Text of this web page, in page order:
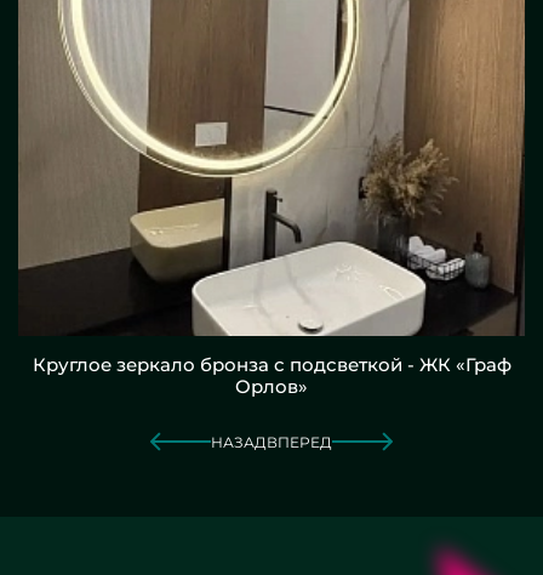
Круглое зеркало бронза с подсветкой - ЖК «Граф
Орлов»
НАЗАД ВПЕРЕД